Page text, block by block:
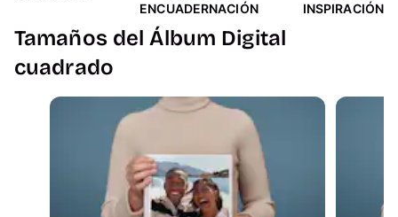
ENCUADERNACIÓN
INSPIRACIÓN
Tamaños del Álbum Digital
cuadrado